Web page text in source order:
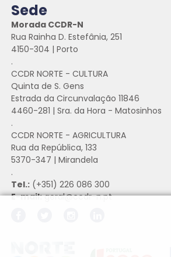
Sede
Morada CCDR-N
Rua Rainha D. Estefânia, 251
4150-304 | Porto
.
CCDR NORTE - CULTURA
Quinta de S. Gens
Estrada da Circunvalação 11846
4460-281 | Sra. da Hora - Matosinhos
.
CCDR NORTE - AGRICULTURA
Rua da República, 133
5370-347 | Mirandela
.
Tel.: (+351) 226 086 300
E-mail:geral@ccdr-n.pt